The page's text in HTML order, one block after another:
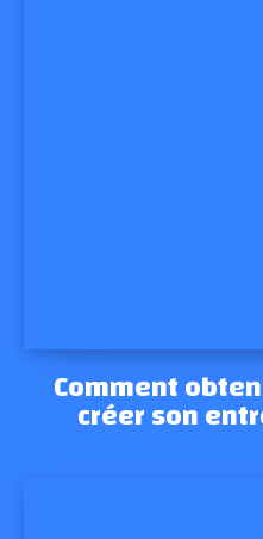
Comment
créer son